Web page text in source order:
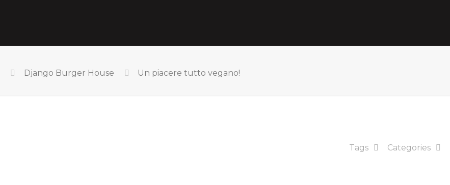
Django Burger House Un piacere tutto vegano!
Categories
Tags